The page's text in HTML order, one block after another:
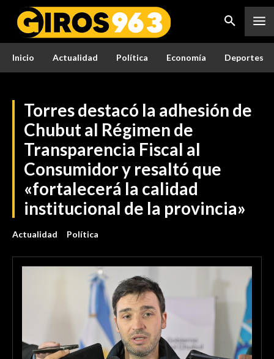
Inicio Actualidad Política Economía Deportes
Torres destacó la adhesión de
Chubut al Régimen de
Transparencia Fiscal al
Consumidor y resaltó que
«fortalecerá la calidad
institucional de la provincia»
Actualidad Política